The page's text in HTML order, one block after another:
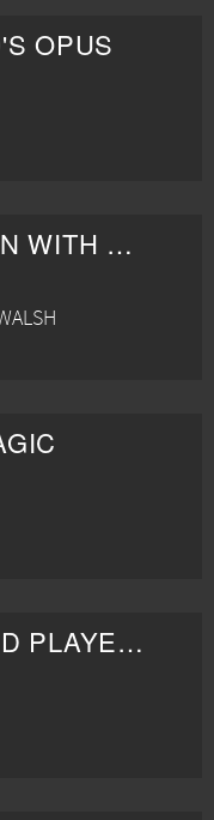
OPUS
GETTING EVEN WITH DAD
AND THE BAND PLAYED ON